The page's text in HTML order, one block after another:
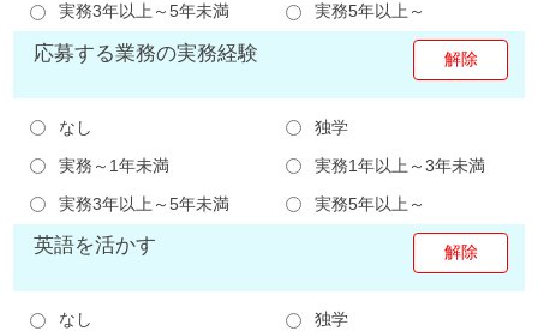
実務3年以上～5年未満
実務5年以上～
応募する業務の実務経験
なし
独学
実務～1年未満
実務1年以上～3年未満
実務3年以上～5年未満
実務5年以上～
英語を活かす
なし
独学